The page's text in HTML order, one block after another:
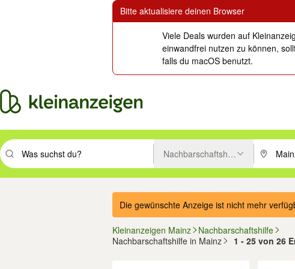
Bitte aktualisiere deinen Browser
Viele Deals wurden auf
einwandfrei nutzen zu können,
falls du macOS benutzt.
Suchbegriff eingeben. Eingabetaste drücken um zu suchen, oder
Nachbarschaftshilfe PLZ
Die gewünschte Anzeige ist nicht mehr
Kleinanzeigen Mainz
Nachbarschaftshilfe
Nachbarschaftshilfe in Mainz
1 - 25 von 26